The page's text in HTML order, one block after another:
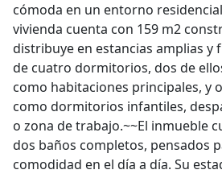
cómoda en un entorno
vivienda cuenta con 159 m2
distribuye en estancias amplias y
de cuatro dormitorios, dos de
como habitaciones principales, y
como dormitorios infantiles,
o zona de trabajo.~~El inmueble
dos baños completos, pensados
comodidad en el día a día. Su